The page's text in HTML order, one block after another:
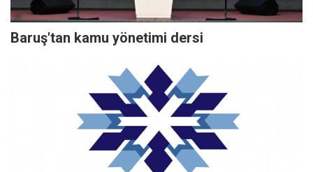
Baruş'tan kamu yönetimi dersi